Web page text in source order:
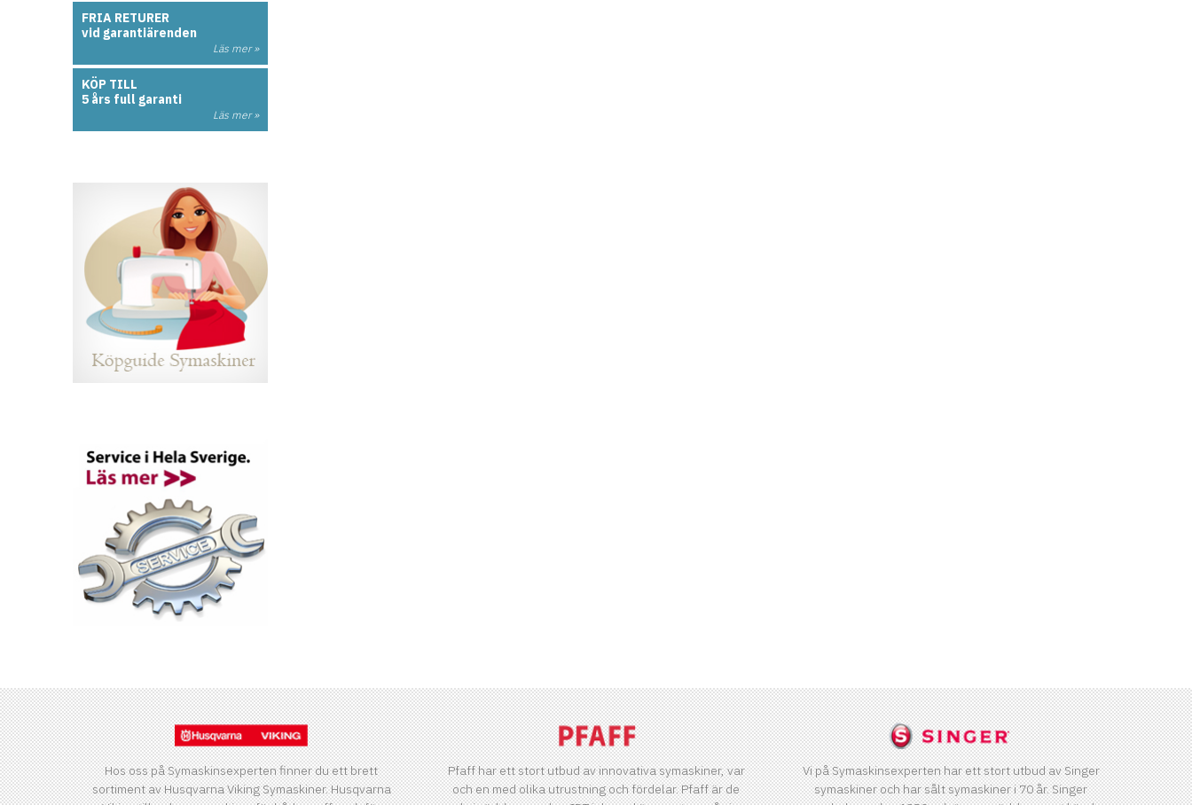
FRIA RETURER
vid garantiärenden
Läs mer »
KÖP TILL
5 års full garanti
Läs mer »
Hos oss på Symaskinsexperten finner du ett brett
sortiment av Husqvarna Viking Symaskiner. Husqvarna
Pfaff har ett stort utbud av innovativa symaskiner, var
och en med olika utrustning och fördelar. Pfaff är de
Vi på Symaskinsexperten har ett stort utbud av Singer
symaskiner och har sålt symaskiner i 70 år. Singer